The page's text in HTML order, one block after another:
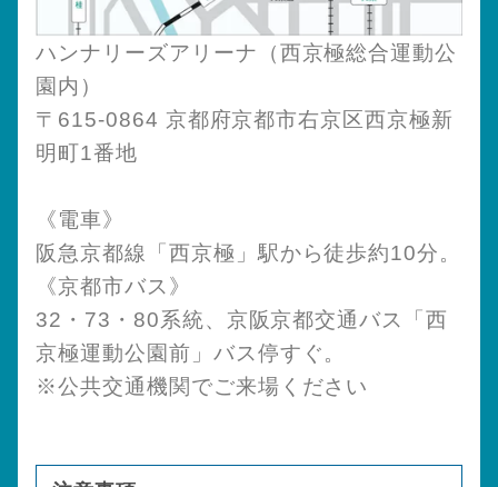
ハンナリーズアリーナ（西京極総合運動公
園内）
〒615-0864 京都府京都市右京区西京極新
明町1番地
《電車》
阪急京都線「西京極」駅から徒歩約10分。
《京都市バス》
32・73・80系統、京阪京都交通バス「西
京極運動公園前」バス停すぐ。
※公共交通機関でご来場ください